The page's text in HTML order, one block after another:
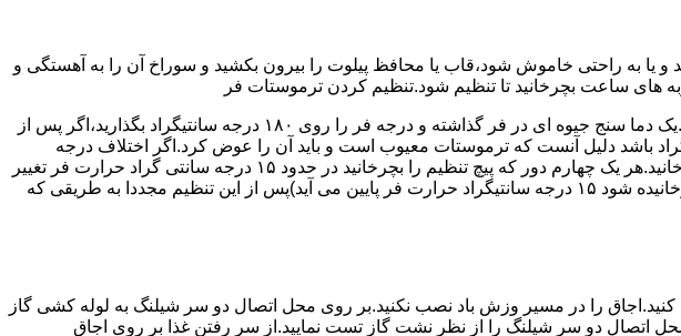
متر کمتر باشد.اگر شعله خیلی کوتاه باشد و یا به راحتی خاموش شود،قاب یا محافظ پیلوت را بیرون بکشید و سوراخ آن را به آهستگی و
های ساعت بچرخانید تا تنظیم شود.تنظیم کردن ترموستات فر
اگر حرارت فر خیلی زیاد یا خیلی کم باشد ترموستات آن احتیاج به تنظیم دارد برای این کار به طریق زیر عمل کنید.یک دما سنج جیوه ای در فر گذاشته و درجه فر را روی ۱۸۰ درجه سانتیگراد بگذارید،اگر پس از
ای که دماسنج نشان می دهد با آنچه که فر را تنظیم کرده اید بیش از ۴۰ درجه سانتیگراد باشد دلیل آنست که ترموستات معیوب است و باید آن را عوض کرد.اگر اختلاف درجه
دماسنج با آنچه که فر را تنظیم کرده اید کم باشد دکمه کنترل را بسته و پیچ تنظیم کننده را به طرف زیاد یا کم بچرخانید.هر یک چهارم دور که پیچ تنظیم را بچرخانید در حدود ۱۵ درجه سانتی گراد حرارت فر تغییر
می کند.(اگر پیچ تنظیم را در جهت زیاد بچرخانید ۱۵ درجه سانتی گراد حرارت فر بالا می رود و اگر در جهت کم چرخانیده شود ۱۵ درجه سانتیگراد حرارت فر پایین می آید)پس از این تنظیم مجددا به طریقی که
را در مسیر وزش باد نصب نکنید.بر روی محل اتصال دو سر شیلنگ به لوله کشی گاز
باشد.پس از نصب اجاق با کف صابون محل اتصال دو سر شیلنگ را از نظر نشت گاز تست نمایید.از سر رفتن غذا بر روی اجاق